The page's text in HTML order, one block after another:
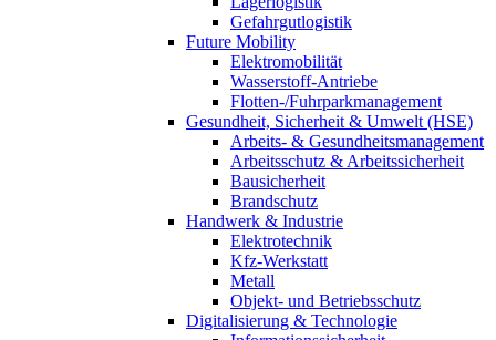
Gefahrgutlogistik
Future Mobility
Elektromobilität
Wasserstoff-Antriebe
Flotten-/Fuhrparkmanagement
Gesundheit, Sicherheit & Umwelt (HSE)
Arbeits- & Gesundheitsmanagement
Arbeitsschutz & Arbeitssicherheit
Bausicherheit
Brandschutz
Handwerk & Industrie
Elektrotechnik
Kfz-Werkstatt
Metall
Objekt- und Betriebsschutz
Digitalisierung & Technologie